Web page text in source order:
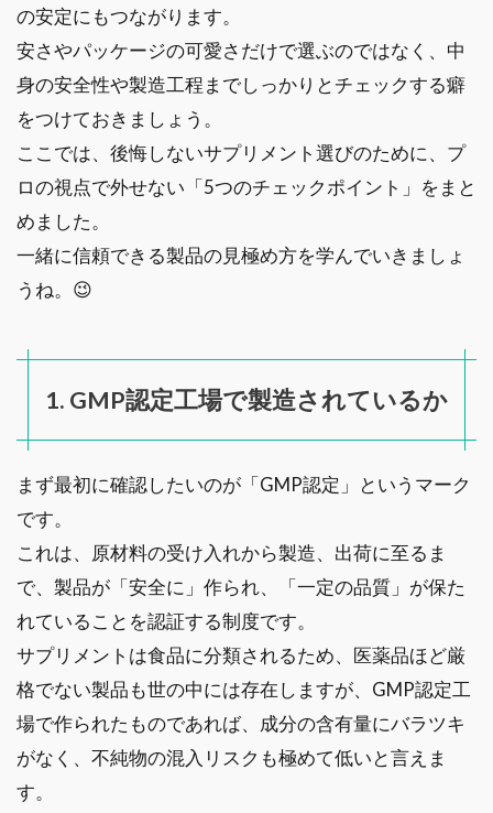
の安定にもつながります。
安さやパッケージの可愛さだけで選ぶのではなく、中
身の安全性や製造工程までしっかりとチェックする癖
をつけておきましょう。
ここでは、後悔しないサプリメント選びのために、プ
ロの視点で外せない「5つのチェックポイント」をまと
めました。
一緒に信頼できる製品の見極め方を学んでいきましょ
うね。😉
1. GMP認定工場で製造されているか
まず最初に確認したいのが「GMP認定」というマーク
です。
これは、原材料の受け入れから製造、出荷に至るま
で、製品が「安全に」作られ、「一定の品質」が保た
れていることを認証する制度です。
サプリメントは食品に分類されるため、医薬品ほど厳
格でない製品も世の中には存在しますが、GMP認定工
場で作られたものであれば、成分の含有量にバラツキ
がなく、不純物の混入リスクも極めて低いと言えま
す。